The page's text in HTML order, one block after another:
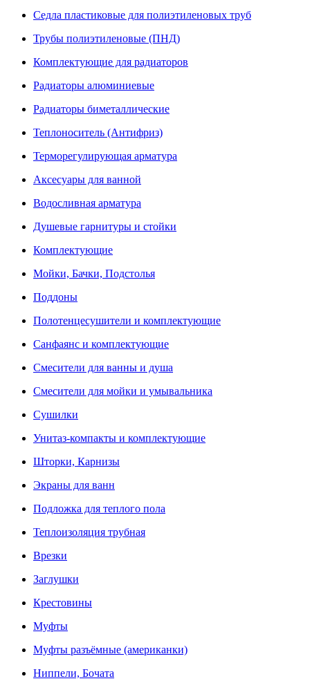
Седла пластиковые для полиэтиленовых труб
Трубы полиэтиленовые (ПНД)
Комплектующие для радиаторов
Радиаторы алюминиевые
Радиаторы биметаллические
Теплоноситель (Антифриз)
Терморегулирующая арматура
Аксесуары для ванной
Водосливная арматура
Душевые гарнитуры и стойки
Комплектующие
Мойки, Бачки, Подстолья
Поддоны
Полотенцесушители и комплектующие
Санфаянс и комплектующие
Смесители для ванны и душа
Смесители для мойки и умывальника
Сушилки
Унитаз-компакты и комплектующие
Шторки, Карнизы
Экраны для ванн
Подложка для теплого пола
Теплоизоляция трубная
Врезки
Заглушки
Крестовины
Муфты
Муфты разъёмные (американки)
Ниппели, Бочата